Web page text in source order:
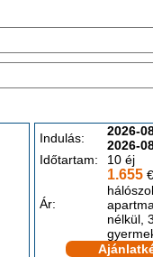
Indulás: 2026-
2026-
Időtartam:
10 éj
Ár:
1.655
nélkül,